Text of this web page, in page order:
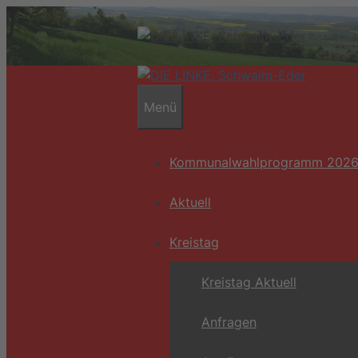
Zum
Inhalt
Menü
Kommunalwahlprogramm 2026
Aktuell
Kreistag
Kreistag Aktuell
Anfragen